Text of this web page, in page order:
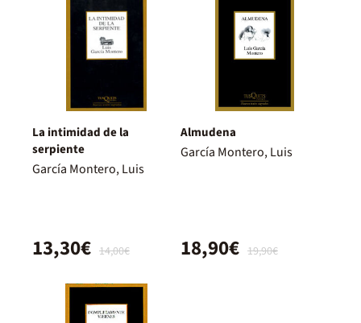
La intimidad de la
serpiente
García Montero, Luis
14,00€
13,30€
Almudena
García Montero, Luis
19,90€
18,90€